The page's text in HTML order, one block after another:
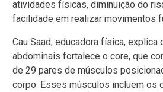
atividades físicas, diminuição do
facilidade em realizar movimentos
Cau Saad, educadora física, explica
abdominais fortalece o core, que
de 29 pares de músculos
corpo. Esses músculos incluem os